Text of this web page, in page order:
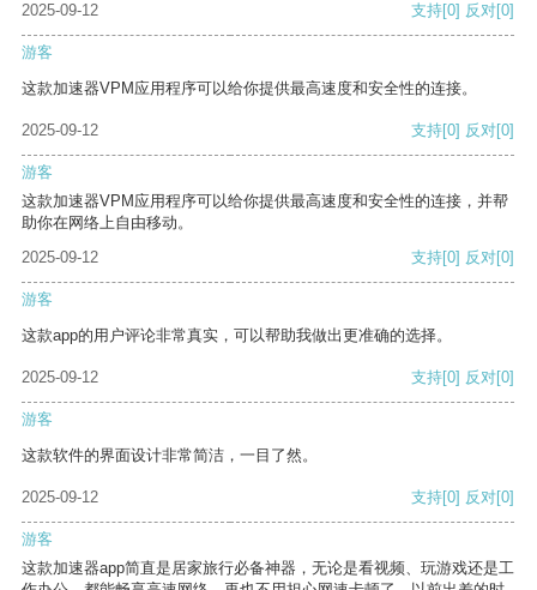
2025-09-12 支持[0] 反对[0]
游客
这款加速器VPM应用程序可以给你提供最高速度和安全性的连接。
2025-09-12 支持[0] 反对[0]
游客
这款加速器VPM应用程序可以给你提供最高速度和安全性的连接，并帮
助你在网络上自由移动。
2025-09-12
支持[0] 反对[0]
游客
这款app的用户评论非常真实，可以帮助我做出更准确的选择。
2025-09-12 支持[0] 反对[0]
游客
这款软件的界面设计非常简洁，一目了然。
2025-09-12 支持[0] 反对[0]
游客
这款加速器app简直是居家旅行必备神器，无论是看视频、玩游戏还是工